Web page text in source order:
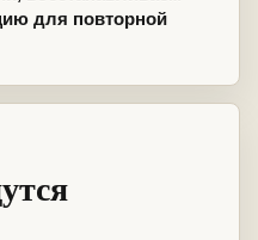
для повторной